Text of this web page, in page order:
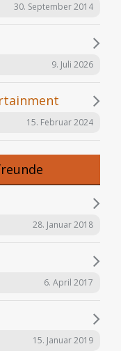
30. September 2014
9. Juli 2026
15. Februar 2024
28. Januar 2018
6. April 2017
15. Januar 2019